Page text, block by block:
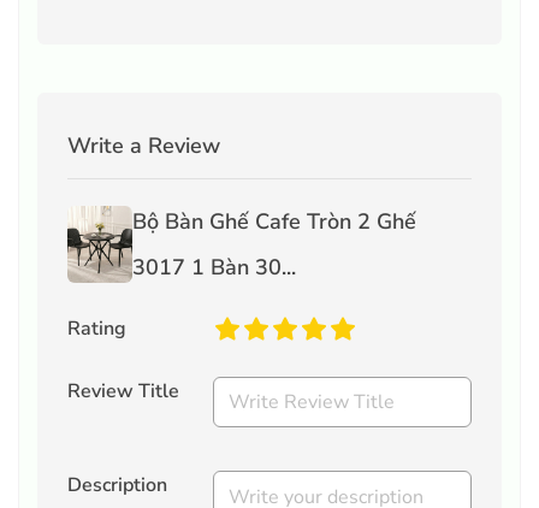
Write a Review
Bộ Bàn Ghế Cafe Tròn 2 Ghế
3017 1 Bàn 30...
Rating
Review Title
Description